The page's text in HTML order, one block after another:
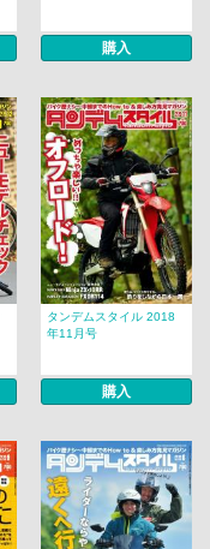
購入
タンデムスタイル 2018
年11月号
購入